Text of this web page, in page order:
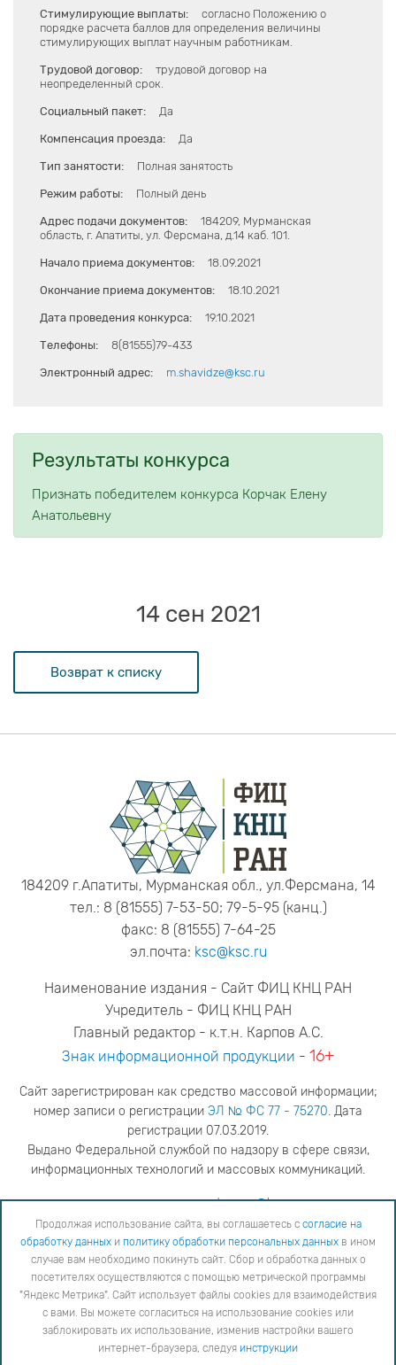
Стимулирующие выплаты:
согласно Положению о
порядке расчета баллов для определения величины
стимулирующих выплат научным работникам.
Трудовой договор:
трудовой договор на
неопределенный срок.
Социальный пакет: Да
Компенсация проезда: Да
Тип занятости: Полная занятость
Режим работы: Полный день
Адрес подачи документов:
184209, Мурманская
область, г. Апатиты, ул. Ферсмана, д.14 каб. 101.
Начало приема документов: 18.09.2021
Окончание приема документов: 18.10.2021
Дата проведения конкурса: 19.10.2021
Телефоны: 8(81555)79-433
Электронный адрес: m.shavidze@ksc.ru
Результаты конкурса
Признать победителем конкурса Корчак Елену
Анатольевну
Возврат к списку
14 сен 2021
184209 г.Апатиты, Мурманская обл., ул.Ферсмана, 14
тел.: 8 (81555) 7-53-50; 79-5-95 (канц.)
факс: 8 (81555) 7-64-25
эл.почта: ksc@ksc.ru
Наименование издания - Сайт ФИЦ КНЦ РАН
Учредитель - ФИЦ КНЦ РАН
Главный редактор - к.т.н. Карпов А.С.
Знак информационной продукции - 16+
Сайт зарегистрирован как средство массовой информации;
номер записи о регистрации ЭЛ № ФС 77 - 75270. Дата
регистрации 07.03.2019.
Выдано Федеральной службой по надзору в сфере связи,
информационных технологий и массовых коммуникаций.
адрес редакцииya.stogova@ksc.ru
телефон редакции81555-79-516
Продолжая использование сайта, вы соглашаетесь с согласие на обработку данных
обработки персональных данных
в ином случае вам необходимо покинуть сайт. Сбор и обработка
данных о посетителях осуществляются с помощью метрической программы "Яндекс Метрика".
Сайт использует файлы cookies для взаимодействия с вами. Вы можете согласиться на
использование cookies или заблокировать их использование, изменив настройки вашего интернет-
Продолжая использование сайта, вы соглашаетесь с согласие на
обработку данных и политику обработки персональных данных в ином
случае вам необходимо покинуть сайт. Сбор и обработка данных о
посетителях осуществляются с помощью метрической программы
"Яндекс Метрика". Сайт использует файлы cookies для взаимодействия
с вами. Вы можете согласиться на использование cookies или
заблокировать их использование, изменив настройки вашего
интернет-браузера, следуя инструкции